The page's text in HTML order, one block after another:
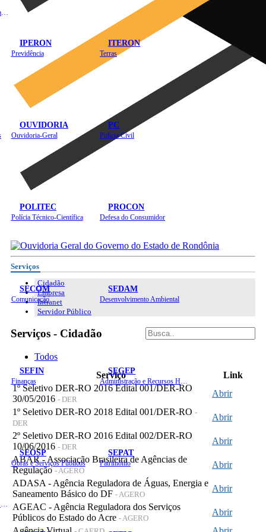
IPERON
Previdência
ITERON
Terras
OUVIDORIA
Ouvidoria-Geral
PC
Polícia Civil
POLITEC
Polícia Técnico-Científica
PROCON
Defesa do Consumidor
SECOM
Comunicação
SEDAM
Desenvolvimento Ambiental
SEFIN
Finanças
SEGEP
SEOSP
Obras e Serviços Públicos
SEPAT
Patrimônio
Serviços
Cidadão
Empresa
Intranet
Servidor Público
Serviços - Cidadão
Todos
Serviço
Link
1º Seletivo DER-RO 2016 Edital 001/DER-RO
30/05/2016 - DER
Abrir
1º Seletivo DER-RO 2018 Edital 001/DER-RO -
DER
Abrir
2º Seletivo DER-RO 2016 Edital 002/DER-RO
10/06/2016 - DER
Abrir
ABAR - Associação Brasileira de Agências de
Regulação- AGERO
Abrir
ADASA - Agência Reguladora de Águas, Energia e
Saneamento Básico do DF - AGERO
Abrir
AGEAC - Agência Reguladora dos Serviços
Públicos do Estado do Acre - AGERO
Abrir